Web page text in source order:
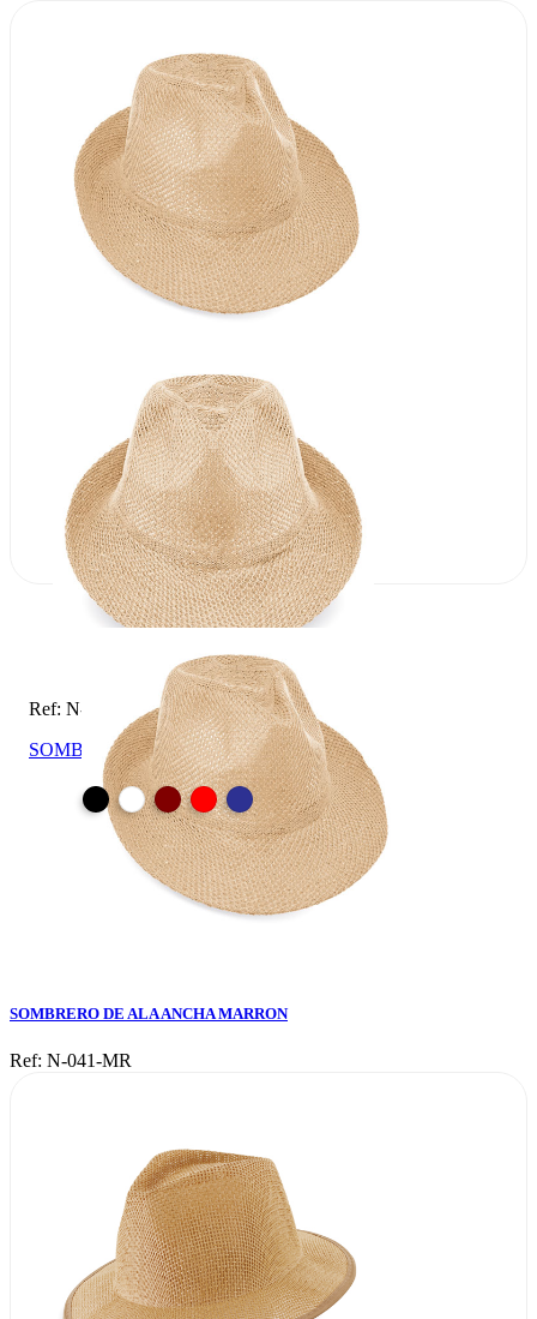
Ref: N-041-MR
SOMBRERO DE ALA ANCHA MARRON
SOMBRERO DE ALA ANCHA MARRON
Ref: N-041-MR